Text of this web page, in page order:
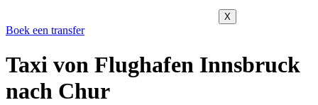
X
Boek een transfer
Taxi von Flughafen Innsbruck
nach Chur